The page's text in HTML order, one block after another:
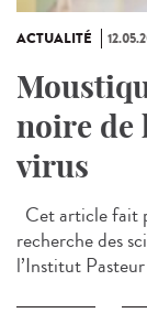
ACTUALITÉ
noire de
virus
Cet article fait
recherche des
l’Institut